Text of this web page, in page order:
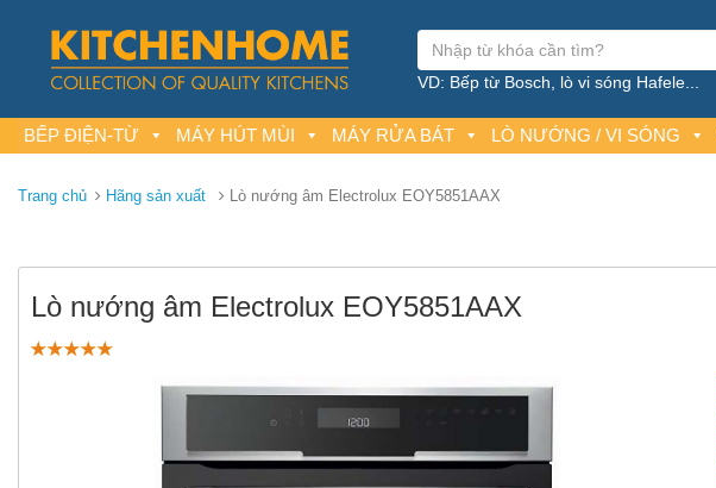
VD: Bếp từ Bosch, lò vi sóng Hafele...
BẾP ĐIỆN-TỪ MÁY HÚT MÙI MÁY RỬA BÁT LÒ NƯỚNG / VI SÓNG
Trang chủ Hãng sản xuất Lò nướng âm Electrolux EOY5851AAX
Lò nướng âm Electrolux EOY5851AAX